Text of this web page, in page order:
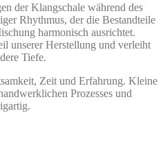
der Klangschale während des
Rhythmus, der die Bestandteile
harmonisch ausrichtet.
unserer Herstellung und verleiht
Tiefe.
Zeit und Erfahrung. Kleine
Prozesses und